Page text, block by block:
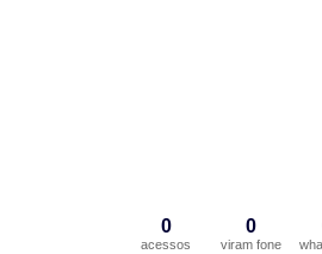
0
acessos
0
viram fone